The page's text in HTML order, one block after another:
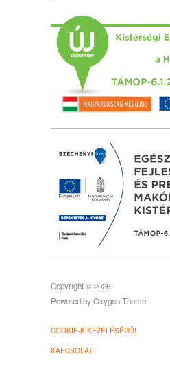
Copyright © 2026
Powered byOxygen Theme
COOKIE-K KEZELÉSÉRŐL
KAPCSOLAT